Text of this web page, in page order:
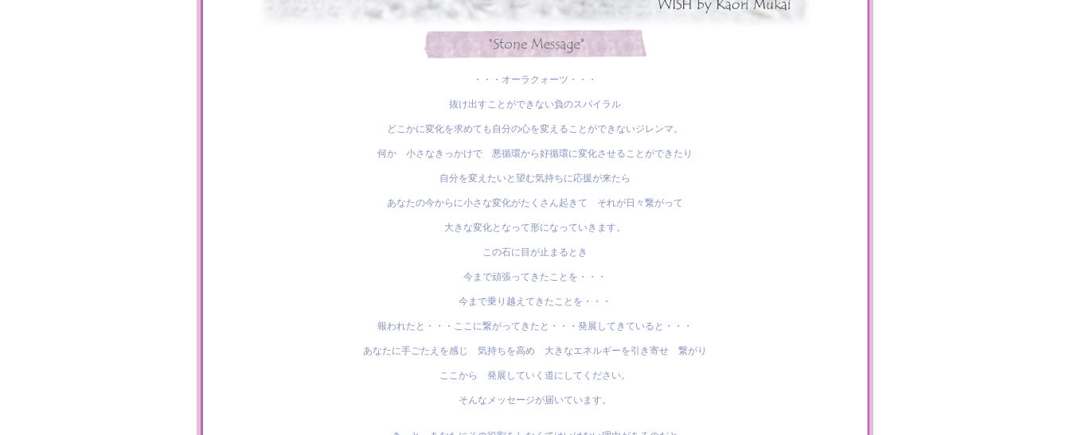
・・・オーラクォーツ・・・
抜け出すことができない負のスパイラル
どこかに変化を求めても自分の心を変えることができないジレンマ。
何か 小さなきっかけで 悪循環から好循環に変化させることができたり
自分を変えたいと望む気持ちに応援が来たら
あなたの今からに小さな変化がたくさん起きて それが日々繋がって
大きな変化となって形になっていきます。
この石に目が止まるとき
今まで頑張ってきたことを・・・
今まで乗り越えてきたことを・・・
報われたと・・・ここに繋がってきたと・・・発展してきていると・・・
あなたに手ごたえを感じ 気持ちを高め 大きなエネルギーを引き寄せ 繋がり
ここから 発展していく道にしてください。
そんなメッセージが届いています。